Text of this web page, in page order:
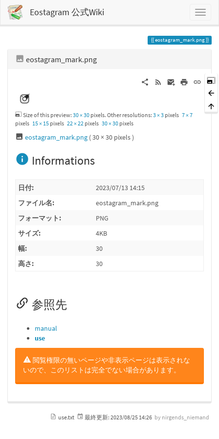
Eostagram 公式Wiki
eostagram_mark.png
eostagram_mark.png
Size of this preview:30 × 30 pixels. Other resolutions:3 × 3 pixels7 × 7
pixels 15 × 15 pixels 22 × 22 pixels 30 × 30 pixels
eostagram_mark.png( 30 × 30 pixels )
Informations
日付:
2023/07/13 14:15
ファイル名:
eostagram_mark.png
フォーマット:
PNG
サイズ:
4KB
幅:
30
高さ:
30
参照先
manual
use
閲覧権限の無いページや非表示ページは表示されな
いので、このリストは完全でない場合があります。
use.txt 最終更新: 2023/08/25 14:26 by nirgends_niemand